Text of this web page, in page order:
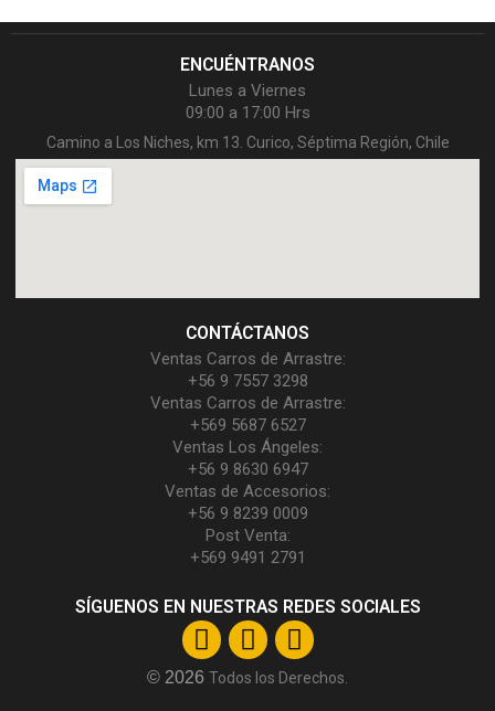
ENCUÉNTRANOS
Lunes a Viernes
09:00 a 17:00 Hrs
Camino a Los Niches, km 13. Curico, Séptima Región, Chile
CONTÁCTANOS
Ventas Carros de Arrastre:
+56 9 7557 3298
Ventas Carros de Arrastre:
+569 5687 6527
Ventas Los Ángeles:
+56 9 8630 6947
Ventas de Accesorios:
+56 9 8239 0009
Post Venta:
+569 9491 2791
SÍGUENOS EN NUESTRAS REDES SOCIALES
© 2026 Todos los Derechos.